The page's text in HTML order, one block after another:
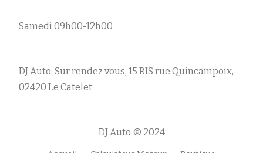
Samedi 09h00-12h00
DJ Auto: Sur rendez vous, 15 BIS rue Quincampoix,
02420 Le Catelet
DJ Auto © 2024